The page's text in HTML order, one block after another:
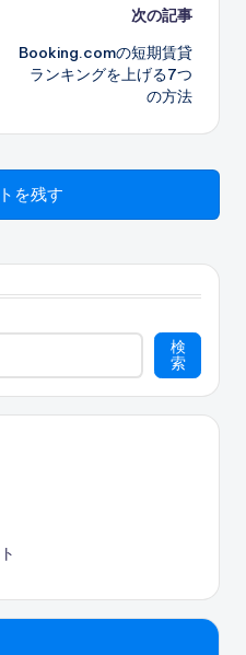
次の記事
Booking.comの短期賃貸
ランキングを上げる7つ
の方法
を残す
検
索